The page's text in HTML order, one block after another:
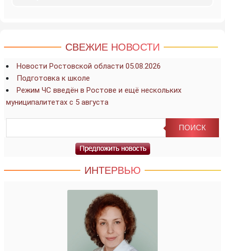
СВЕЖИЕ НОВОСТИ
Новости Ростовской области 05.08.2026
Подготовка к школе
Режим ЧС введён в Ростове и ещё нескольких
муниципалитетах с 5 августа
ИНТЕРВЬЮ